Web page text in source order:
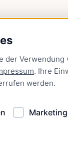
. Ihre
werden.
Marketing